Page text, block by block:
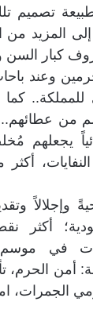
تصميم
المزيد من
كبار السن
وعند
للمملكة..
من
يجعلهم
وإجلالاً
أكثر
في
أمن